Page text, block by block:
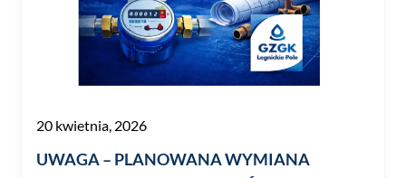
20 kwietnia, 2026
UWAGA – PLANOWANA WYMIANA